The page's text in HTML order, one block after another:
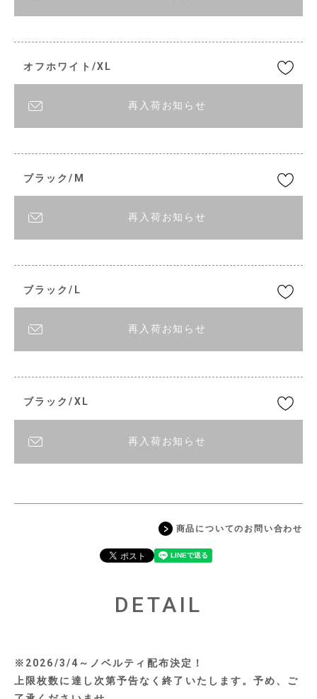
オフホワイト/XL
再入荷お知らせ
ブラック/M
再入荷お知らせ
ブラック/L
再入荷お知らせ
ブラック/XL
再入荷お知らせ
商品についてのお問い合わせ
DETAIL
※2026/3/4～ノベルティ配布決定！
上限枚数に達し次第予告なく終了いたします。予め、ご